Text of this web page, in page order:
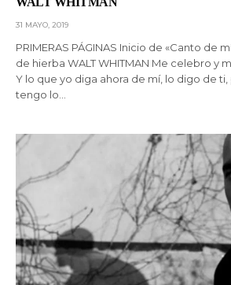
31 MAYO, 2019
PRIMERAS PÁGINAS Inicio de «Canto de
de hierba WALT WHITMAN Me celebro y
Y lo que yo diga ahora de mí, lo digo de
tengo lo…